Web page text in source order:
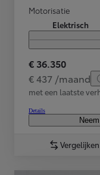
Motorisatie
Elektrisch
€ 36.350
€ 437 /maand
met een laatste
Details
Vergelijken